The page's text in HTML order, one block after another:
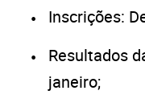
Inscrições:
Resultados
janeiro;